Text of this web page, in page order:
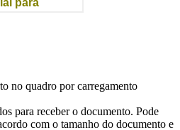
no quadro por carregamento
para receber o documento. Pode
com o tamanho do documento e